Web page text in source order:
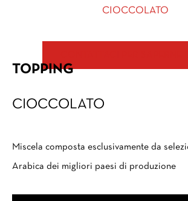
CIOCCOLATO
TOPPING
CIOCCOLATO
Miscela composta esclusivamente da
Arabica dei migliori paesi di produzione